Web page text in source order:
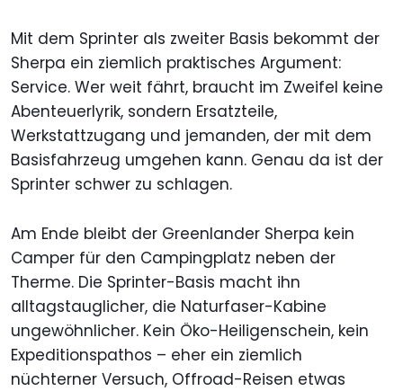
Mit dem Sprinter als zweiter Basis bekommt der
Sherpa ein ziemlich praktisches Argument:
Service. Wer weit fährt, braucht im Zweifel keine
Abenteuerlyrik, sondern Ersatzteile,
Werkstattzugang und jemanden, der mit dem
Basisfahrzeug umgehen kann. Genau da ist der
Sprinter schwer zu schlagen.
Am Ende bleibt der Greenlander Sherpa kein
Camper für den Campingplatz neben der
Therme. Die Sprinter-Basis macht ihn
alltagstauglicher, die Naturfaser-Kabine
ungewöhnlicher. Kein Öko-Heiligenschein, kein
Expeditionspathos – eher ein ziemlich
nüchterner Versuch, Offroad-Reisen etwas